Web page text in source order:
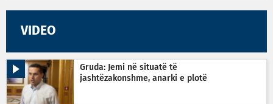
VIDEO
Gruda: Jemi në situatë të
jashtëzakonshme, anarki e plotë